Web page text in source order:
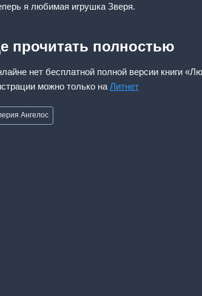
я любимая игрушка Зверя.
прочитать полностью
нет бесплатной полной версии книги
можно только на Литнет
Ангелос